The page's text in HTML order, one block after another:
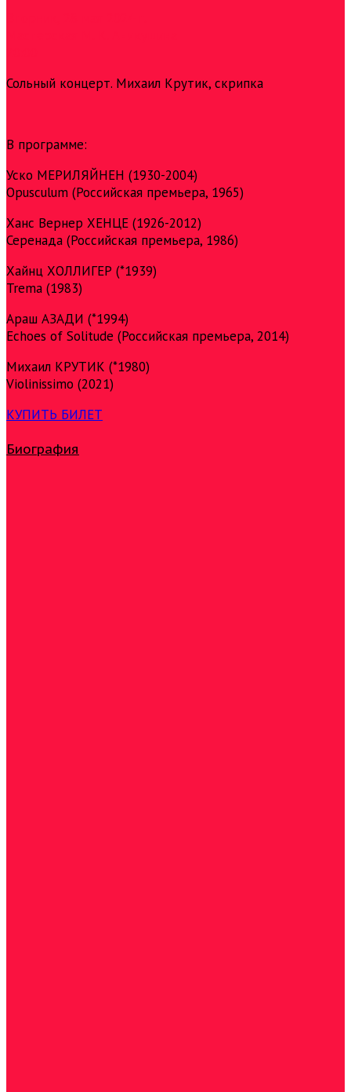
Сольный концерт. Михаил Крутик, скрипка
В программе:
Уско МЕРИЛЯЙНЕН (1930-2004)
Opusculum (Российская премьера, 1965)
Ханс Вернер ХЕНЦЕ (1926-2012)
Серенада (Российская премьера, 1986)
Хайнц ХОЛЛИГЕР (*1939)
Trema (1983)
Араш АЗАДИ (*1994)
Echoes of Solitude (Российская премьера, 2014)
Михаил КРУТИК (*1980)
Violinissimo (2021)
КУПИТЬ БИЛЕТ
Биография